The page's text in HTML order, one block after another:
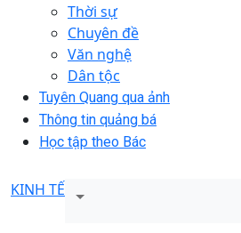
Thời sự
Chuyên đề
Văn nghệ
Dân tộc
Tuyên Quang qua ảnh
Thông tin quảng bá
Học tập theo Bác
KINH TẾ